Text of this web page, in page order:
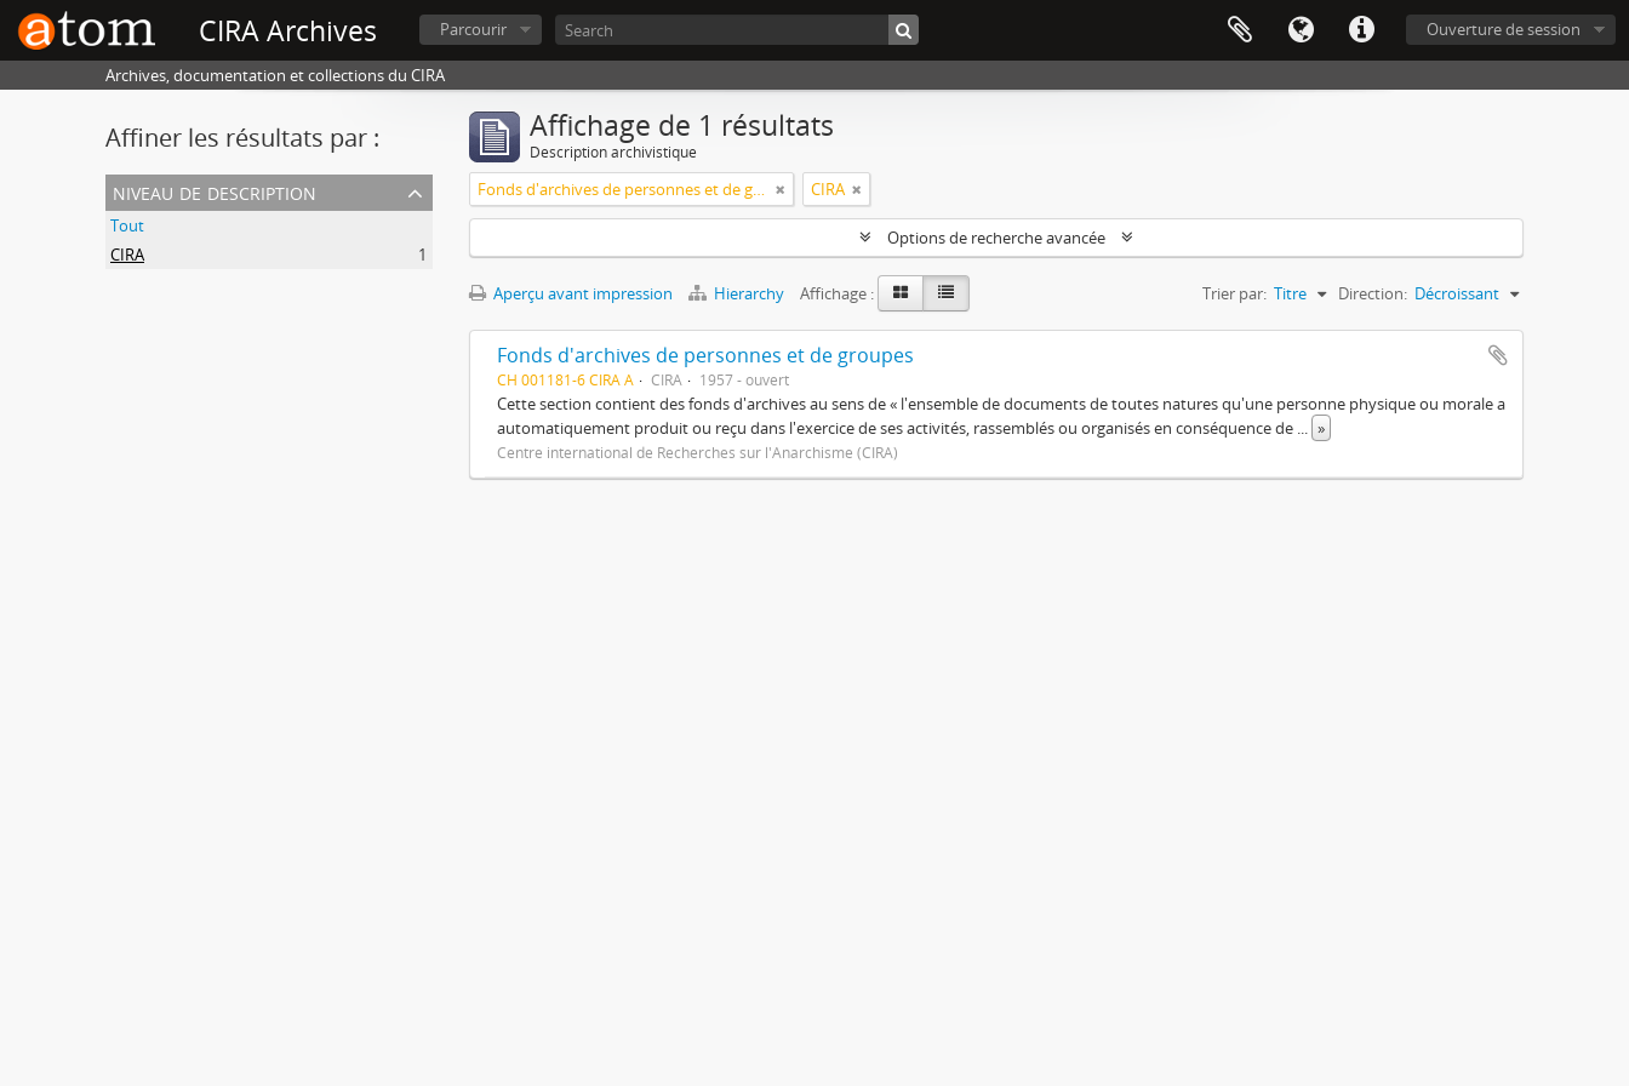
CIRA Archives Ouverture de session
Parcourir
Archives, documentation et collections du CIRA
Affiner les résultats par :
niveau de description
Tout
CIRA
1
Affichage de 1 résultats
Description archivistique
Fonds d'archives de personnes et de groupes CIRA
Options de recherche avancée
Aperçu avant impression Hierarchy Affichage : Trier par: Titre Direction: Décroissant
Fonds d'archives de personnes et de groupes
CH 001181-6 CIRA A CIRA 1957 - ouvert
Cette section contient des fonds d'archives au sens de « l'ensemble de documents de toutes natures qu'une personne physique ou morale a
automatiquement produit ou reçu dans l'exercice de ses activités, rassemblés ou organisés en conséquence de ... »
Centre international de Recherches sur l'Anarchisme (CIRA)